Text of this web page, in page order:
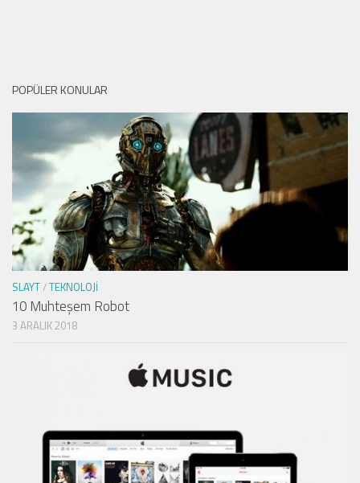
POPÜLER KONULAR
SLAYT/TEKNOLOJI
10 Muhteşem Robot
3 ARALIK 2018